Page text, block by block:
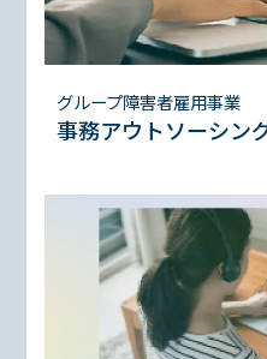
グループ障害者雇用事業
事務アウトソーシン